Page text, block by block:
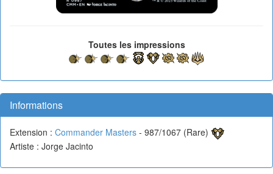
Toutes les impressions
Informations
Extension : Commander Masters - 987/1067 (Rare)
Artiste : Jorge Jacinto